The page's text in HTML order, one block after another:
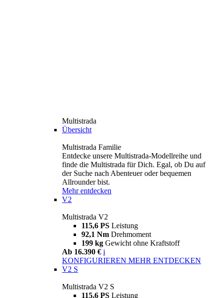
Multistrada
Übersicht
Multistrada Familie
Entdecke unsere Multistrada-Modellreihe und
finde die Multistrada für Dich. Egal, ob Du auf
der Suche nach Abenteuer oder bequemen
Allrounder bist.
Mehr entdecken
V2
Multistrada V2
115,6 PS Leistung
92,1 Nm Drehmoment
199 kg Gewicht ohne Kraftstoff
Ab 16.390 € i
KONFIGURIEREN MEHR ENTDECKEN
V2 S
Multistrada V2 S
115,6 PS Leistung